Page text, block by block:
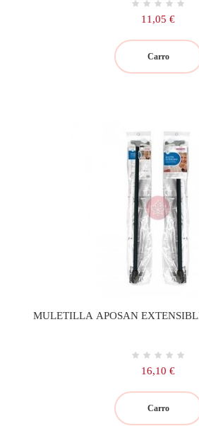
Precio
11,05 €
Carro
MULETILLA APOSAN
Precio
16,10 €
Carro